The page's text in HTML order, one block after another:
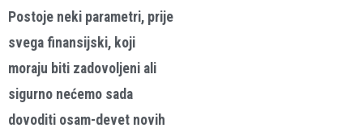
Postoje neki parametri, prije
svega finansijski, koji
moraju biti zadovoljeni ali
sigurno nećemo sada
dovoditi osam-devet novih